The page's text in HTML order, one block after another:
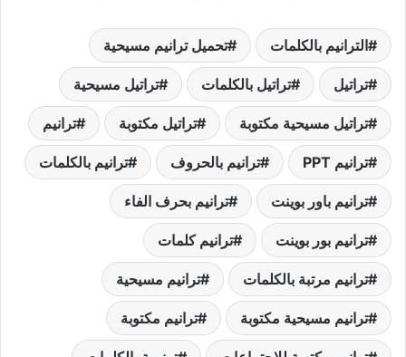
الترانيم بالكلمات تحميل ترانيم مسيحية
تراتيل تراتيل بالكلمات تراتيل مسيحية
تراتيل مسيحية مكتوبة تراتيل مكتوبة ترانيم
ترانيم PPT ترانيم بالحروف ترانيم بالكلمات
ترانيم باور بوينت ترانيم بحرف الفاء
ترانيم بور بوينت ترانيم كلمات
ترانيم مرتبة بالكلمات ترانيم مسيحية
ترانيم مسيحية مكتوبة ترانيم مكتوبة